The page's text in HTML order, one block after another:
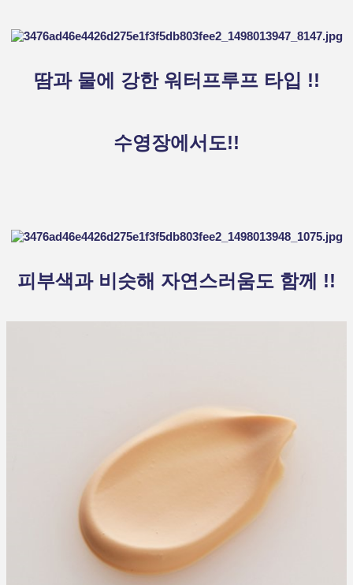
땀과 물에 강한 워터프루프 타입 !!
수영장에서도!!
피부색과 비슷해 자연스러움도 함께 !!